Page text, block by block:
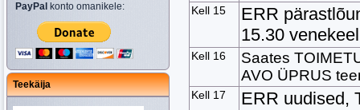
PayPal konto omanikele:
Teekäija
Kell 15
ERR
15.30
Kell 16
Saates
AVO ÜPRUS
Kell 17
ERR uudised,